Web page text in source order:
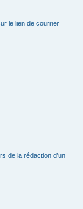
le lien de courrier
de la rédaction d’un